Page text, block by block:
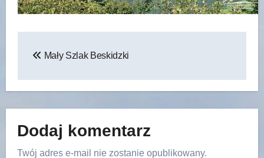
wpisu
Mały Szlak Beskidzki
Dodaj komentarz
Twój adres e-mail nie zostanie opublikowany.